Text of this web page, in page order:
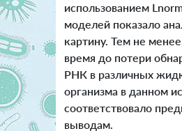
использованием
моделей показало
картину. Тем не
время до потери
РНК в различных
организма в данном
соответствовало
выводам.